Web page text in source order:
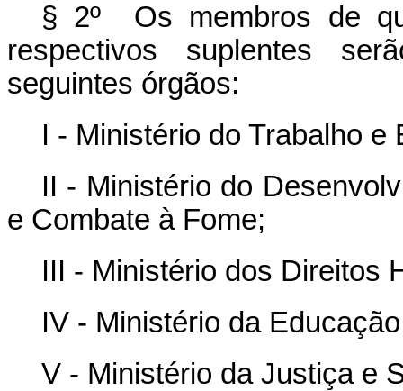
§ 2º Os membros de
respectivos suplentes
seguintes órgãos:
I - Ministério do Trabalho
II - Ministério do
e Combate à Fome;
III - Ministério dos Direitos
IV - Ministério da
V - Ministério da Justiça e